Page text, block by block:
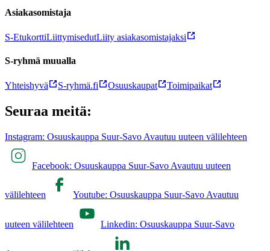
Asiakasomistaja
S-EtukorttiLiittymisedutLiity asiakasomistajaksi
S-ryhmä muualla
Yhteishyvä S-ryhmä.fi Osuuskaupat Toimipaikat
Seuraa meitä:
Instagram: Osuuskauppa Suur-Savo Avautuu uuteen välilehteen
Facebook: Osuuskauppa Suur-Savo Avautuu uuteen
välilehteen Youtube: Osuuskauppa Suur-Savo Avautuu
uuteen välilehteen Linkedin: Osuuskauppa Suur-Savo